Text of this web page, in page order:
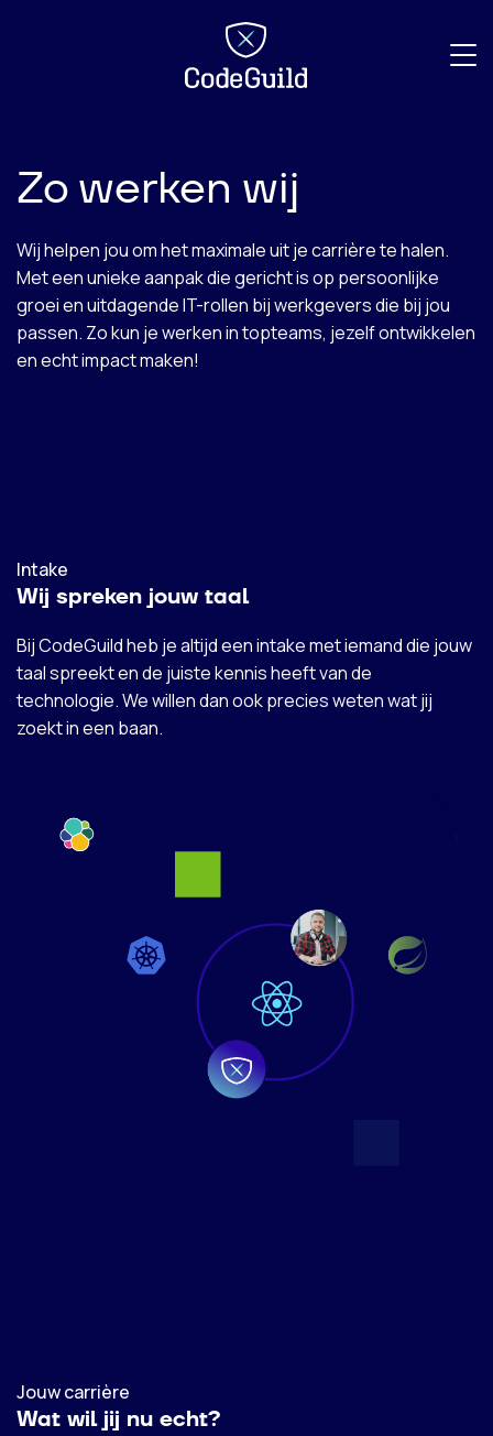
Zo werken wij
Wij helpen jou om het maximale uit je carrière te halen.
Met een unieke aanpak die gericht is op persoonlijke
groei en uitdagende IT-rollen bij werkgevers die bij jou
passen. Zo kun je werken in topteams, jezelf ontwikkelen
en echt impact maken!
Intake
Wij spreken jouw taal
Bij CodeGuild heb je altijd een intake met iemand die jouw
taal spreekt en de juiste kennis heeft van de
technologie. We willen dan ook precies weten wat jij
zoekt in een baan.
Jouw carrière
Wat wil jij nu echt?